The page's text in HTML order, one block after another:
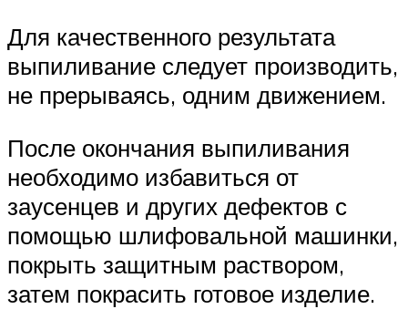
Для качественного результата
выпиливание следует производить,
не прерываясь, одним движением.
После окончания выпиливания
необходимо избавиться от
заусенцев и других дефектов с
помощью шлифовальной машинки,
покрыть защитным раствором,
затем покрасить готовое изделие.